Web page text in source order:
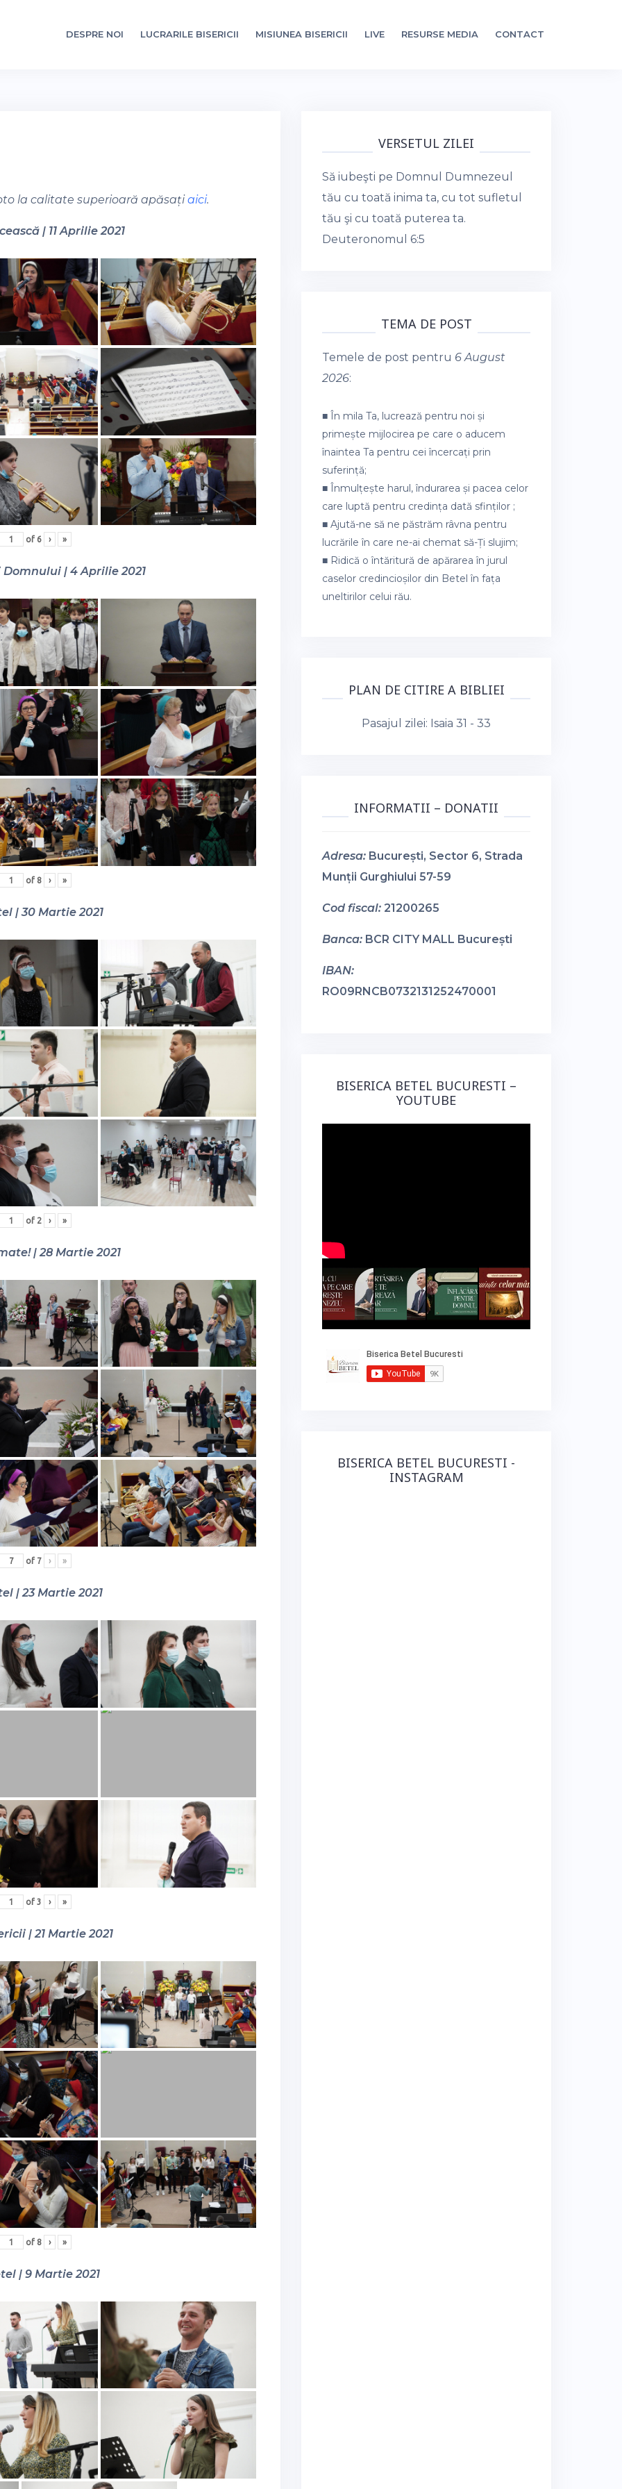
DESPRE NOI LUCRARILE BISERICII MISIUNEA BISERICII LIVE RESURSE MEDIA CONTACT
la calitate superioară apăsațiaici.
| 11 Aprilie 2021
of 6 › »
| 4 Aprilie 2021
of 8 › »
| 30 Martie 2021
of 2 › »
| 28 Martie 2021
of 7 › »
| 23 Martie 2021
of 3 › »
| 21 Martie 2021
of 8 › »
| 9 Martie 2021
VERSETUL ZILEI
Să iubeşti pe Domnul Dumnezeul
tău cu toată inima ta, cu tot sufletul
tău şi cu toată puterea ta.
Deuteronomul 6:5
TEMA DE POST
Temele de post pentru 6 August
2026:
■ În mila Ta, lucrează pentru noi și
primește mijlocirea pe care o aducem
înaintea Ta pentru cei încercați prin
suferință;
■ Înmulțește harul, îndurarea și pacea celor
care luptă pentru credința dată sfinților ;
■ Ajută-ne să ne păstrăm râvna pentru
lucrările în care ne-ai chemat să-Ți slujim;
■ Ridică o întăritură de apărarea în jurul
caselor credincioșilor din Betel în fața
uneltirilor celui rău.
PLAN DE CITIRE A BIBLIEI
Pasajul zilei: Isaia 31 - 33
INFORMATII – DONATII
Adresa: București, Sector 6, Strada
Munții Gurghiului 57-59
Cod fiscal: 21200265
Banca: BCR CITY MALL București
IBAN:
RO09RNCB0732131252470001
BISERICA BETEL BUCURESTI –
YOUTUBE
BISERICA BETEL BUCURESTI -
INSTAGRAM